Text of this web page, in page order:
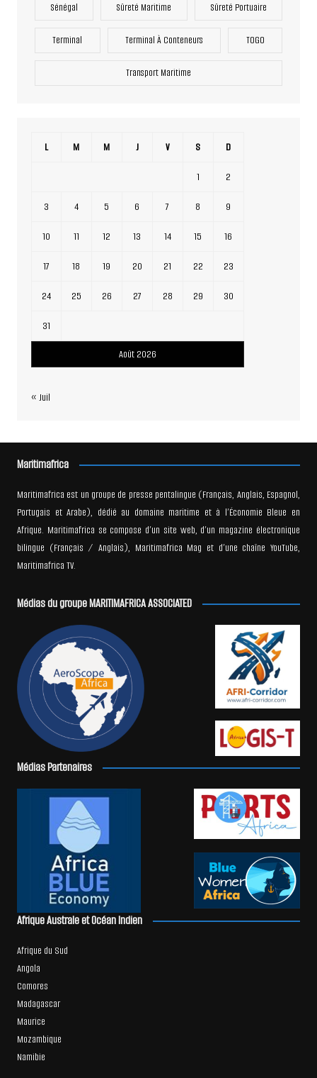
Sénégal Sûreté Maritime Sûreté Portuaire
Terminal Terminal À Conteneurs TOGO
Transport Maritime
Août 2026
L M M J V S D
1 2
3 4 5 6 7 8 9
10 11 12 13 14 15 16
17 18 19 20 21 22 23
24 25 26 27 28 29 30
31
« Juil
Maritimafrica
Maritimafrica est un groupe de presse pentalingue (Français, Anglais, Espagnol,
Portugais et Arabe), dédié au domaine maritime et à l’Économie Bleue en
Afrique. Maritimafrica se compose d’un site web, d’un magazine électronique
bilingue (Français / Anglais), Maritimafrica Mag et d’une chaîne YouTube,
Maritimafrica TV.
Médias du groupe MARITIMAFRICA ASSOCIATED
Médias Partenaires
Afrique Australe et Océan Indien
Afrique du Sud
Angola
Comores
Madagascar
Maurice
Mozambique
Namibie